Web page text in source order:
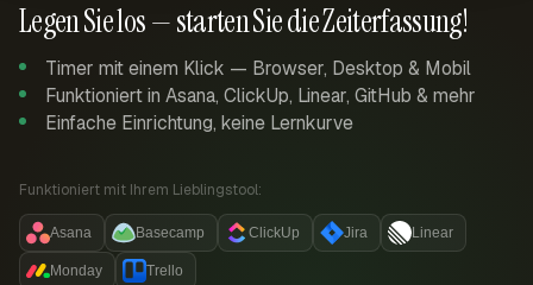
Legen Sie los — starten Sie die Zeiterfassung!
Timer mit einem Klick — Browser, Desktop & Mobil
Funktioniert in Asana, ClickUp, Linear, GitHub & mehr
Einfache Einrichtung, keine Lernkurve
Funktioniert mit Ihrem Lieblingstool:
Asana Basecamp ClickUp Jira Linear
Monday Trello